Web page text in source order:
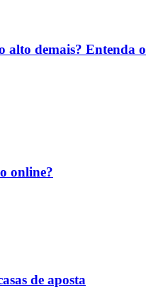
alto demais? Entenda o
online?
de aposta